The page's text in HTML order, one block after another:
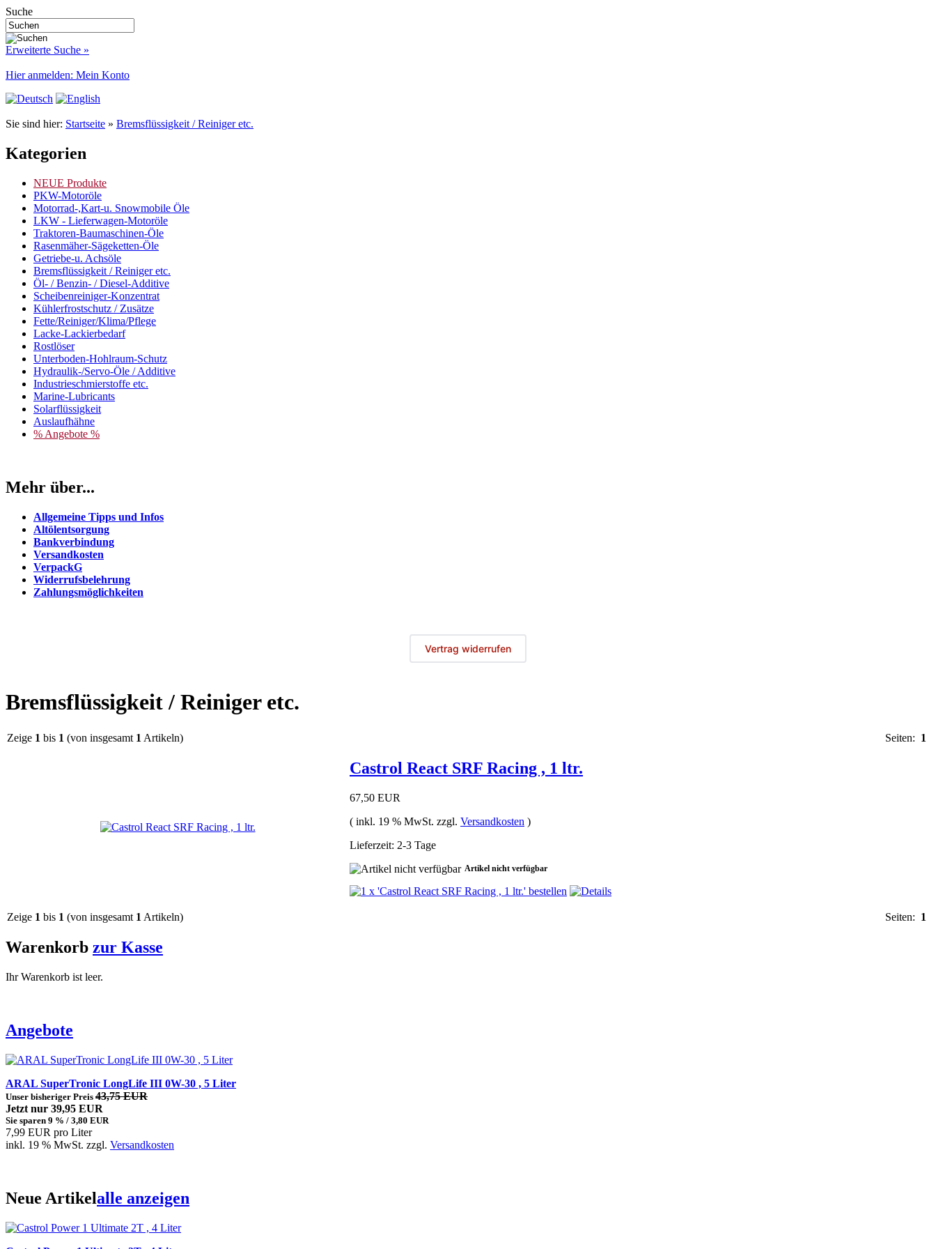
Suche
Erweiterte Suche »
Hier anmelden: Mein Konto
Sie sind hier: Startseite » Bremsflüssigkeit / Reiniger etc.
Kategorien
NEUE Produkte
PKW-Motoröle
Motorrad-,Kart-u. Snowmobile Öle
LKW - Lieferwagen-Motoröle
Traktoren-Baumaschinen-Öle
Rasenmäher-Sägeketten-Öle
Getriebe-u. Achsöle
Bremsflüssigkeit / Reiniger etc.
Öl- / Benzin- / Diesel-Additive
Scheibenreiniger-Konzentrat
Kühlerfrostschutz / Zusätze
Fette/Reiniger/Klima/Pflege
Lacke-Lackierbedarf
Rostlöser
Unterboden-Hohlraum-Schutz
Hydraulik-/Servo-Öle / Additive
Industrieschmierstoffe etc.
Marine-Lubricants
Solarflüssigkeit
Auslaufhähne
% Angebote %
Mehr über...
Allgemeine Tipps und Infos
Altölentsorgung
Bankverbindung
Versandkosten
VerpackG
Widerrufsbelehrung
Zahlungsmöglichkeiten
Vertrag widerrufen
Bremsflüssigkeit / Reiniger etc.
Zeige 1 bis 1 (von insgesamt 1 Artikeln) Seiten: 1
Castrol React SRF Racing , 1 ltr.
67,50 EUR
( inkl. 19 % MwSt. zzgl. Versandkosten )
Lieferzeit: 2-3 Tage
Artikel nicht verfügbar
Zeige 1 bis 1 (von insgesamt 1 Artikeln) Seiten: 1
Warenkorb zur Kasse
Ihr Warenkorb ist leer.
Angebote
ARAL SuperTronic LongLife III 0W-30 , 5 Liter
Unser bisheriger Preis 43,75 EUR
Jetzt nur 39,95 EUR
Sie sparen 9 % / 3,80 EUR
7,99 EUR pro Liter
inkl. 19 % MwSt. zzgl. Versandkosten
Neue Artikelalle anzeigen